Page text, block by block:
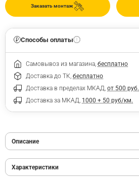
Заказать монтаж
Способы оплаты
Самовывоз из магазина, бесплатно
Доставка до ТК, бесплатно
Доставка в пределах МКАД, от 500 руб.
Доставка за МКАД, 1000 + 50 руб/км.
Описание
Характеристики